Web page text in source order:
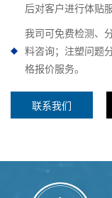
后对客户进行体贴
我司可免费检测、
料咨询；注塑问题
格报价服务。
联系我们